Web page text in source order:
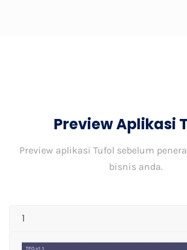
Preview Aplikasi
Preview aplikasi Tufol sebelum
bisnis anda.
1